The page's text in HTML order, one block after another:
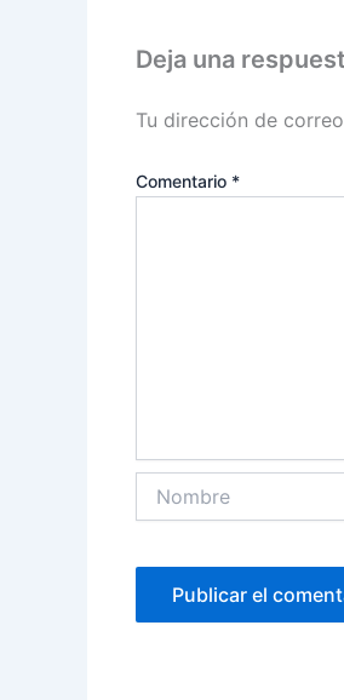
Deja una
Tu dirección de
Comentario *